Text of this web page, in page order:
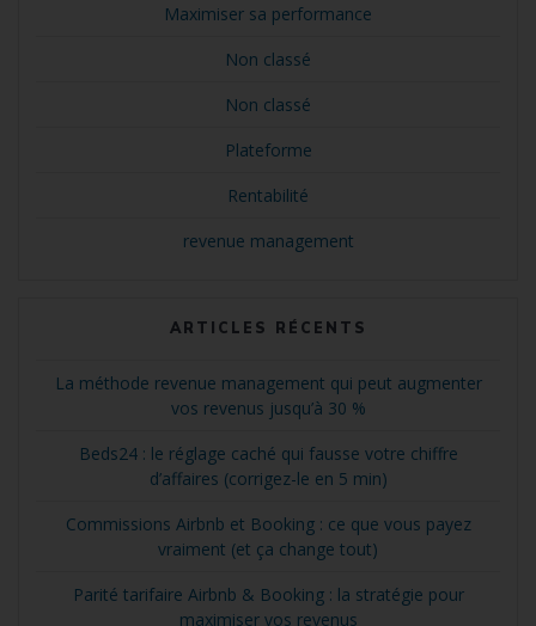
Maximiser sa performance
Non classé
Non classé
Plateforme
Rentabilité
revenue management
ARTICLES RÉCENTS
La méthode revenue management qui peut augmenter
vos revenus jusqu’à 30 %
Beds24 : le réglage caché qui fausse votre chiffre
d’affaires (corrigez-le en 5 min)
Commissions Airbnb et Booking : ce que vous payez
vraiment (et ça change tout)
Parité tarifaire Airbnb & Booking : la stratégie pour
maximiser vos revenus